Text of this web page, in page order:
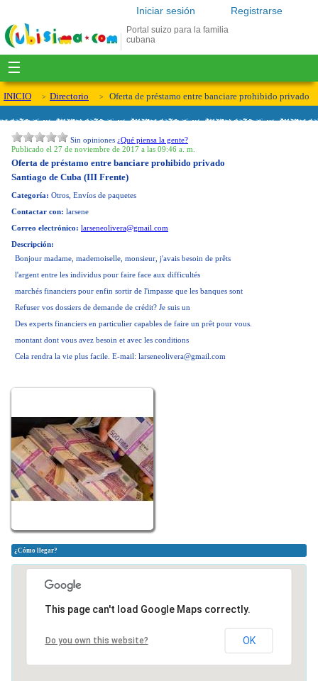
Registrarse
Iniciar sesión
Portal suizo para la familia
cubana
☰
INICIO Directorio Oferta de préstamo entre banciare prohibido privado
Sin opiniones ¿Qué piensa la gente?
Publicado el 27 de noviembre de 2017 a las 09:46 a. m.
Oferta de préstamo entre banciare prohibido privado
Santiago de Cuba (III Frente)
Categoría: Otros, Envíos de paquetes
Contactar con: larsene
Correo electrónico: larseneolivera@gmail.com
Descripción:
Bonjour madame, mademoiselle, monsieur, j'avais besoin de prêts
l'argent entre les individus pour faire face aux difficultés
marchés financiers pour enfin sortir de l'impasse que les banques sont
Refuser vos dossiers de demande de crédit? Je suis un
Des experts financiers en particulier capables de faire un prêt pour vous.
montant dont vous avez besoin et avec les conditions
Cela rendra la vie plus facile. E-mail: larseneolivera@gmail.com
¿Cómo llegar?
This page can't load Google Maps correctly.
Do you own this website? OK